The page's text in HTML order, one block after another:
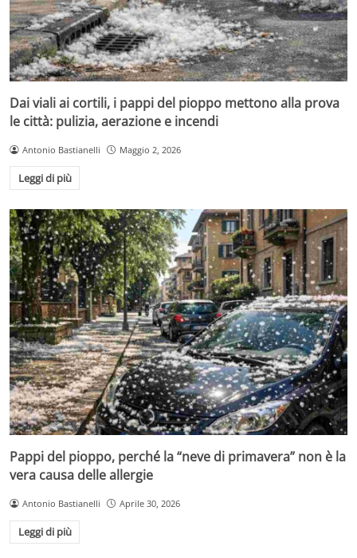
Dai viali ai cortili, i pappi del pioppo mettono alla prova
le città: pulizia, aerazione e incendi
Antonio Bastianelli Maggio 2, 2026
Leggi di più
Pappi del pioppo, perché la “neve di primavera” non è la
vera causa delle allergie
Antonio Bastianelli Aprile 30, 2026
Leggi di più